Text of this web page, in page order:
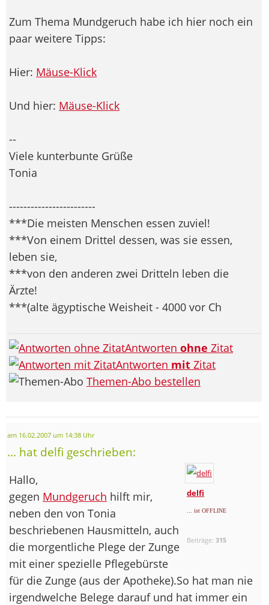
Zum Thema Mundgeruch habe ich hier noch ein
paar weitere Tipps:
Hier: Mäuse-Klick
Und hier: Mäuse-Klick
--
Viele kunterbunte Grüße
Tonia
------------------------
***Die meisten Menschen essen zuviel!
***Von einem Drittel dessen, was sie essen,
leben sie,
***von den anderen zwei Dritteln leben die
Ärzte!
***(alte ägyptische Weisheit - 4000 vor Ch
Antworten ohne Zitat
Antworten mit Zitat
Themen-Abo bestellen
am 16.02.2007 um 14:38 Uhr
... hat delfi geschrieben:
delfi
... ist OFFLINE
Beiträge:315
Hallo,
gegen Mundgeruch hilft mir,
neben den von Tonia
beschriebenen Hausmitteln, auch
die morgentliche Plege der Zunge
mit einer spezielle Pflegebürste
für die Zunge (aus der Apotheke).So hat man nie
irgendwelche Belege darauf und hat immer ein